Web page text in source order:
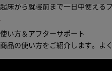
起床から就寝前まで一日中使える
使い方＆アフターサポート
商品の使い方をご紹介します。よ